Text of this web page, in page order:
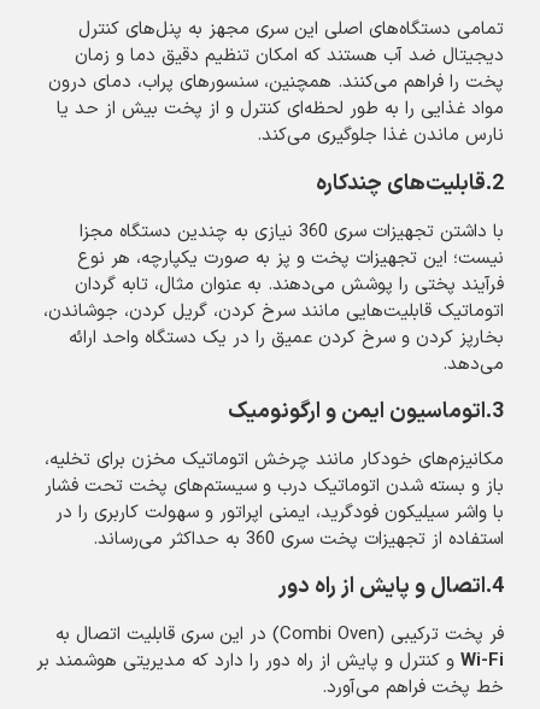
تمامی دستگاه‌های اصلی این سری مجهز به پنل‌های کنترل
دیجیتال ضد آب هستند که امکان تنظیم دقیق دما و زمان
پخت را فراهم می‌کنند. همچنین، سنسورهای پراب، دمای درون
مواد غذایی را به طور لحظه‌ای کنترل و از پخت بیش از حد یا
نارس ماندن غذا جلوگیری می‌کند.
2.قابلیت‌های چندکاره
با داشتن تجهیزات سری 360 نیازی به چندین دستگاه مجزا
نیست؛ این تجهیزات پخت و پز به صورت یکپارچه، هر نوع
فرآیند پختی را پوشش می‌دهند. به عنوان مثال، تابه گردان
اتوماتیک قابلیت‌هایی مانند سرخ کردن، گریل کردن، جوشاندن،
بخارپز کردن و سرخ کردن عمیق را در یک دستگاه واحد ارائه
می‌دهد.
3.اتوماسیون ایمن و ارگونومیک
مکانیزم‌های خودکار مانند چرخش اتوماتیک مخزن برای تخلیه،
باز و بسته شدن اتوماتیک درب و سیستم‌های پخت تحت فشار
با واشر سیلیکون فودگرید، ایمنی اپراتور و سهولت کاربری را در
استفاده از تجهیزات پخت سری 360 به حداکثر می‌رساند.
4.اتصال و پایش از راه دور
فر پخت ترکیبی (Combi Oven) در این سری قابلیت اتصال به
Wi-Fi و کنترل و پایش از راه دور را دارد که مدیریتی هوشمند بر
خط پخت فراهم می‌آورد.